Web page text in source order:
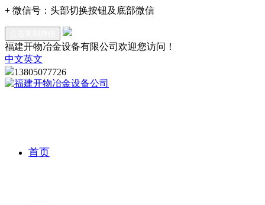
+ 微信号： 头部切换按钮及底部微信
福建开物冶金设备有限公司欢迎您访问！
中文英文
13805077726
首页